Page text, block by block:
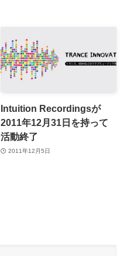
Intuition Recordingsが
2011年12月31日を持って
活動終了
2011年12月5日